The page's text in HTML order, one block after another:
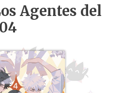
Agentes del